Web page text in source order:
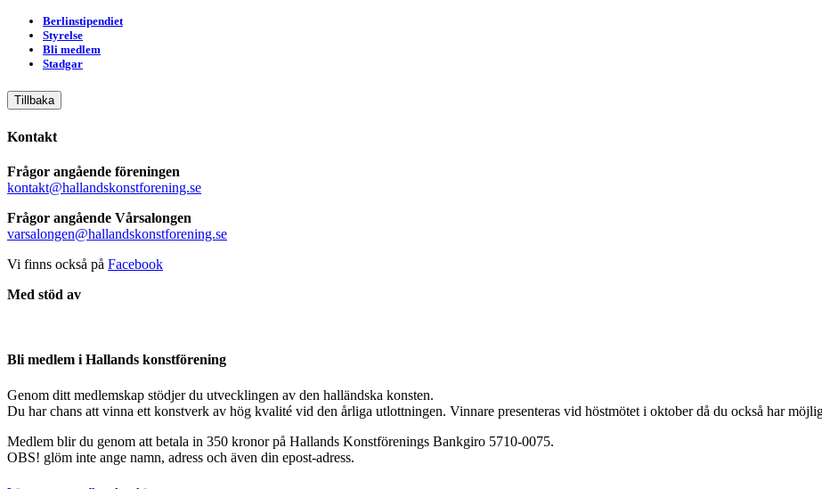
Berlinstipendiet
Styrelse
Bli medlem
Stadgar
Tillbaka
Kontakt
Frågor angående föreningen
kontakt@hallandskonstforening.se
Frågor angående Vårsalongen
varsalongen@hallandskonstforening.se
Vi finns också på Facebook
Med stöd av
Bli medlem i Hallands konstförening
Genom ditt medlemskap stödjer du utvecklingen av den halländska konsten.
Du har chans att vinna ett konstverk av hög kvalité vid den årliga utlottningen. Vinnare presenteras vid höstmötet i oktober då du också har
Medlem blir du genom att betala in 350 kronor på Hallands Konstförenings Bankgiro 5710-0075.
OBS! glöm inte ange namn, adress och även din epost-adress.